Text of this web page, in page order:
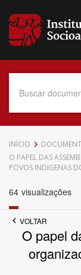
para
conteúdo
Data do Documento
Povo Indígena
INÍCIO
O PAPEL DAS
POVOS INDIGENAS
64 visualizações
VOLTAR
O papel